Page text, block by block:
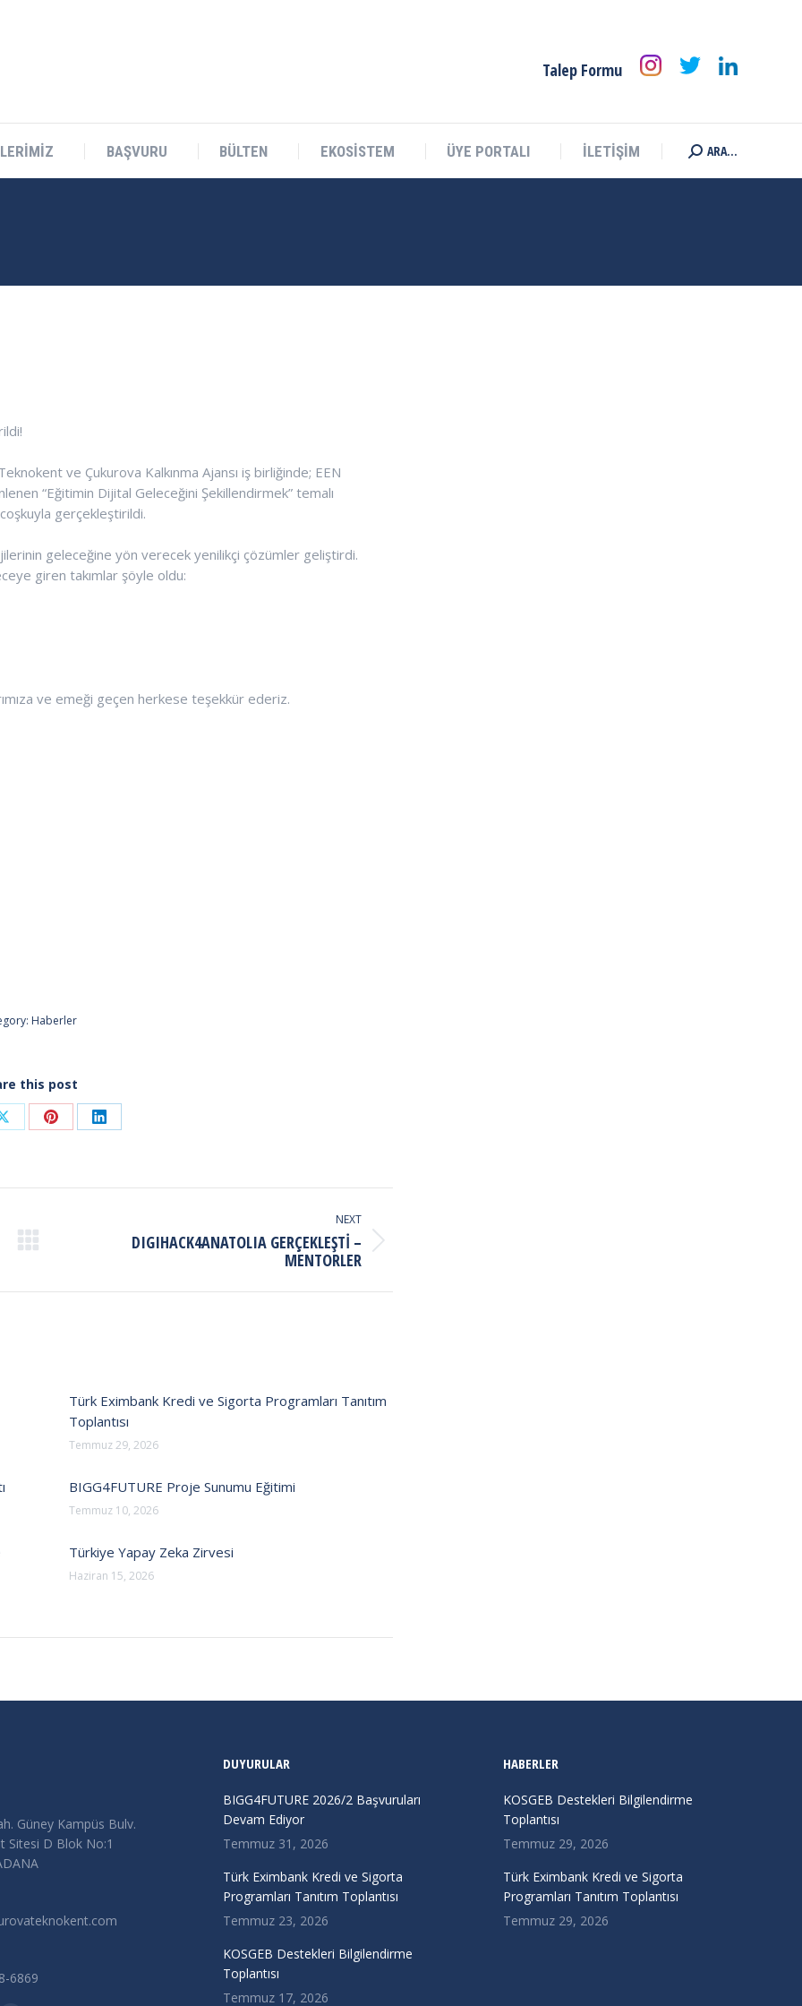
Talep Formu
BAŞVURU BÜLTEN EKOSİSTEM ÜYE PORTALI İLETİŞİM Search:
ARA...
ve Çukurova Kalkınma Ajansı iş birliğinde; EEN
“Eğitimin Dijital Geleceğini Şekillendirmek” temalı
gerçekleştirildi.
geleceğine yön verecek yenilikçi çözümler geliştirdi.
giren takımlar şöyle oldu:
ve emeği geçen herkese teşekkür ederiz.
Haberler
this post
Share
X
Share
Pinterest
Share
LinkedIn
NEXT
DIGIHACK4ANATOLIA GERÇEKLEŞTİ –
MENTORLER
Türk Eximbank Kredi ve Sigorta Programları Tanıtım
Toplantısı
Temmuz 29, 2026
BIGG4FUTURE Proje Sunumu Eğitimi
Temmuz 10, 2026
Türkiye Yapay Zeka Zirvesi
Haziran 15, 2026
Güney Kampüs Bulv.
Sitesi D Blok No:1
6869
DUYURULAR
BIGG4FUTURE 2026/2 Başvuruları
Devam Ediyor
Temmuz 31, 2026
Türk Eximbank Kredi ve Sigorta
Programları Tanıtım Toplantısı
Temmuz 23, 2026
KOSGEB Destekleri Bilgilendirme
Toplantısı
Temmuz 17, 2026
HABERLER
KOSGEB Destekleri Bilgilendirme
Toplantısı
Temmuz 29, 2026
Türk Eximbank Kredi ve Sigorta
Programları Tanıtım Toplantısı
Temmuz 29, 2026